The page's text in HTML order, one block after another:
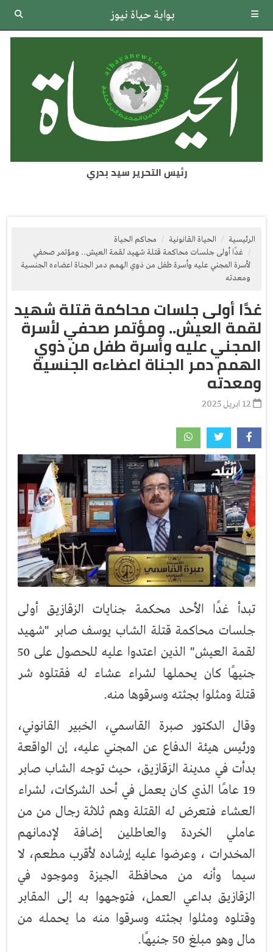
بوابة حياة نيوز
رئيس التحرير سيد بدري
الرئيسية الحياة القانونية
محاكم الحياة
غدًا أولى جلسات محاكمة قتلة شهيد لقمة العيش.. ومؤتمر صحفي
لأسرة المجني عليه وأسرة طفل من ذوي الهمم دمر الجناة اعضاءه الجنسية
ومعدته
غدًا أولى جلسات محاكمة قتلة شهيد
لقمة العيش.. ومؤتمر صحفي لأسرة
المجني عليه وأسرة طفل من ذوي
الهمم دمر الجناة اعضاءه الجنسية
ومعدته
تبدأ غدًا الأحد محكمة جنايات الزقازيق أولى
جلسات محاكمة قتلة الشاب يوسف صابر "شهيد
لقمة العيش" الذين اعتدوا عليه للحصول على 50
جنيهًا كان يحملها لشراء عشاء له فقتلوه شر
قتلة ومثلوا بجثته وسرقوها منه.
وقال الدكتور صبرة القاسمي، الخبير القانوني،
ورئيس هيئة الدفاع عن المجني عليه، إن الواقعة
بدأت في مدينة الزقازيق، حيث توجه الشاب صابر
19 عامًا الذي كان يعمل في أحد الشركات، لشراء
العشاء فتعرض له القتلة وهم ثلاثة رجال من من
عاملي الخردة والعاطلين إضافة لإدمانهم
المخدرات ، وعرضوا عليه إرشاده لأقرب مطعم، لا
سيما وأنه من محافظة الجيزة وموجود في
الزقازيق بداعي العمل، فتوجهوا به إلى المقابر
وقتلوه ومثلوا بجثته وسرقوا منه ما يحمله من
مال وهو مبلغ 50 جنيهًا.